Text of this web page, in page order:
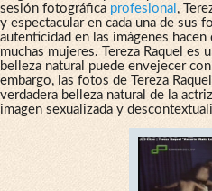
sesión fotográfica profesional ,
y espectacular en cada una de sus
autenticidad en las imágenes hacen
muchas mujeres. Tereza Raquel
belleza natural puede envejecer
embargo, las fotos de Tereza
verdadera belleza natural de la
imagen sexualizada y